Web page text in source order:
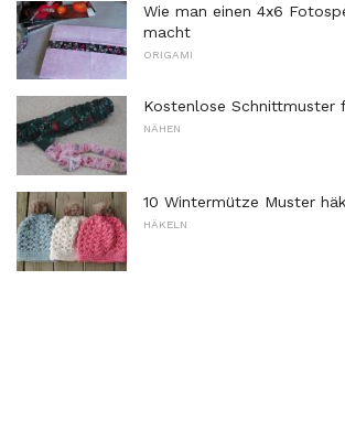
Wie man einen 4x6
macht
ORIGAMI
Kostenlose Schnittmuster
NÄHEN
10 Wintermütze Muster
HÄKELN